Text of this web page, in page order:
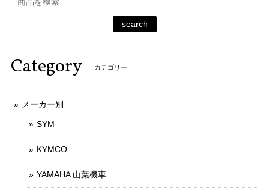
search
Category カテゴリー
メーカー別
SYM
KYMCO
YAMAHA 山葉機車